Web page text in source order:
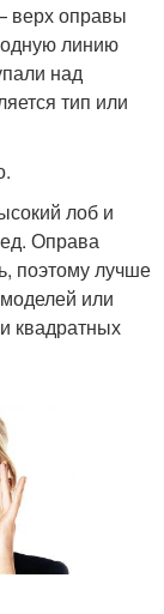
верх оправы
линию
над
тип или
лоб и
Оправа
поэтому лучше
или
квадратных